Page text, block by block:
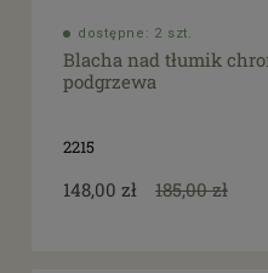
dostępne: 2 szt.
Blacha nad tłumik
podgrzewa
2215
148,00 zł 185,00 zł